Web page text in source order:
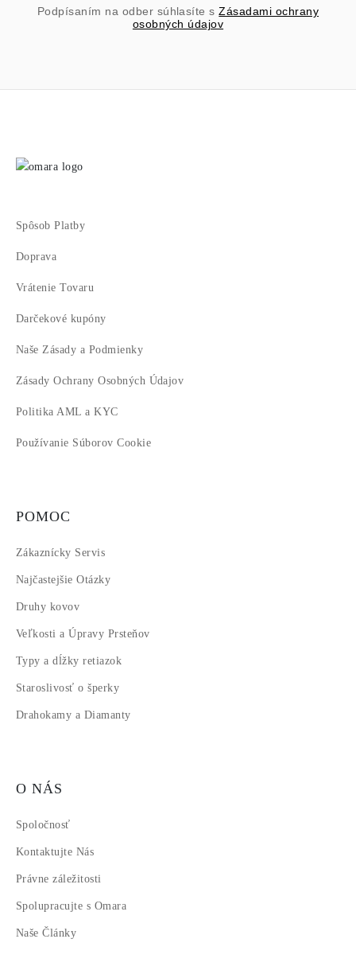
Podpísaním na odber súhlasíte sZásadami ochrany
osobných údajov
Spôsob Platby
Doprava
Vrátenie Tovaru
Darčekové kupóny
Naše Zásady a Podmienky
Zásady Ochrany Osobných Údajov
Politika AML a KYC
Používanie Súborov Cookie
POMOC
Zákaznícky Servis
Najčastejšie Otázky
Druhy kovov
Veľkosti a Úpravy Prsteňov
Typy a dĺžky retiazok
Staroslivosť o šperky
Drahokamy a Diamanty
O NÁS
Spoločnosť
Kontaktujte Nás
Právne záležitosti
Spolupracujte s Omara
Naše Články